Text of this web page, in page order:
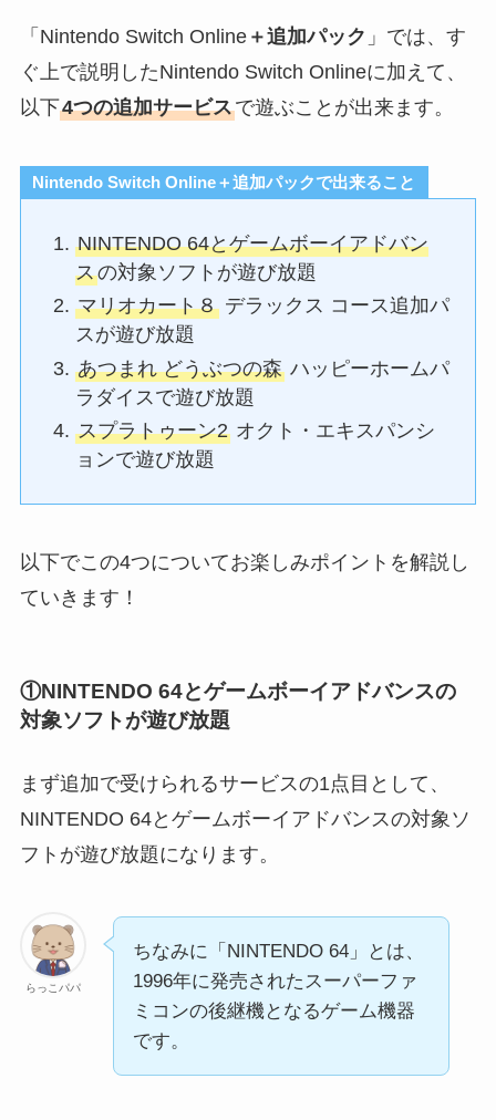
「Nintendo Switch Online＋追加パック 」では、す
ぐ上で説明したNintendo Switch Onlineに加えて、
以下4つの追加サービスで遊ぶことが出来ます。
Nintendo Switch Online＋追加パックで出来ること
NINTENDO 64とゲームボーイアドバン
スの対象ソフトが遊び放題
マリオカート８ デラックス コース追加パ
スが遊び放題
あつまれ どうぶつの森 ハッピーホームパ
ラダイスで遊び放題
スプラトゥーン2 オクト・エキスパンシ
ョンで遊び放題
以下でこの4つについてお楽しみポイントを解説し
ていきます！
①NINTENDO 64とゲームボーイアドバンスの
対象ソフトが遊び放題
まず追加で受けられるサービスの1点目として、
NINTENDO 64とゲームボーイアドバンスの対象ソ
フトが遊び放題になります。
らっこパパ
ちなみに「NINTENDO 64」とは、
1996年に発売されたスーパーファ
ミコンの後継機となるゲーム機器
です。